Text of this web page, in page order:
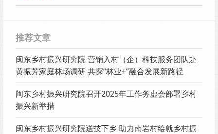
推荐文章
闽东乡村振兴研究院 营销入村（企）科技服务团队赴
黄振芳家庭林场调研 共探“林业+”融合发展新路径
闽东乡村振兴研究院召开2025年工作务虚会部署乡村
振兴新举措
闽东乡村振兴研究院送技下乡 助力南岩村绘就乡村振